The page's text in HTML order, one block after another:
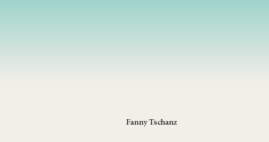
Fanny Tschanz